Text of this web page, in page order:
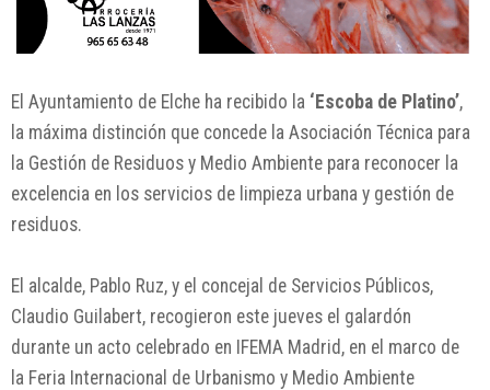
El Ayuntamiento de Elche ha recibido la ‘Escoba de Platino’,
la máxima distinción que concede la Asociación Técnica para
la Gestión de Residuos y Medio Ambiente para reconocer la
excelencia en los servicios de limpieza urbana y gestión de
residuos.
El alcalde, Pablo Ruz, y el concejal de Servicios Públicos,
Claudio Guilabert, recogieron este jueves el galardón
durante un acto celebrado en IFEMA Madrid, en el marco de
la Feria Internacional de Urbanismo y Medio Ambiente